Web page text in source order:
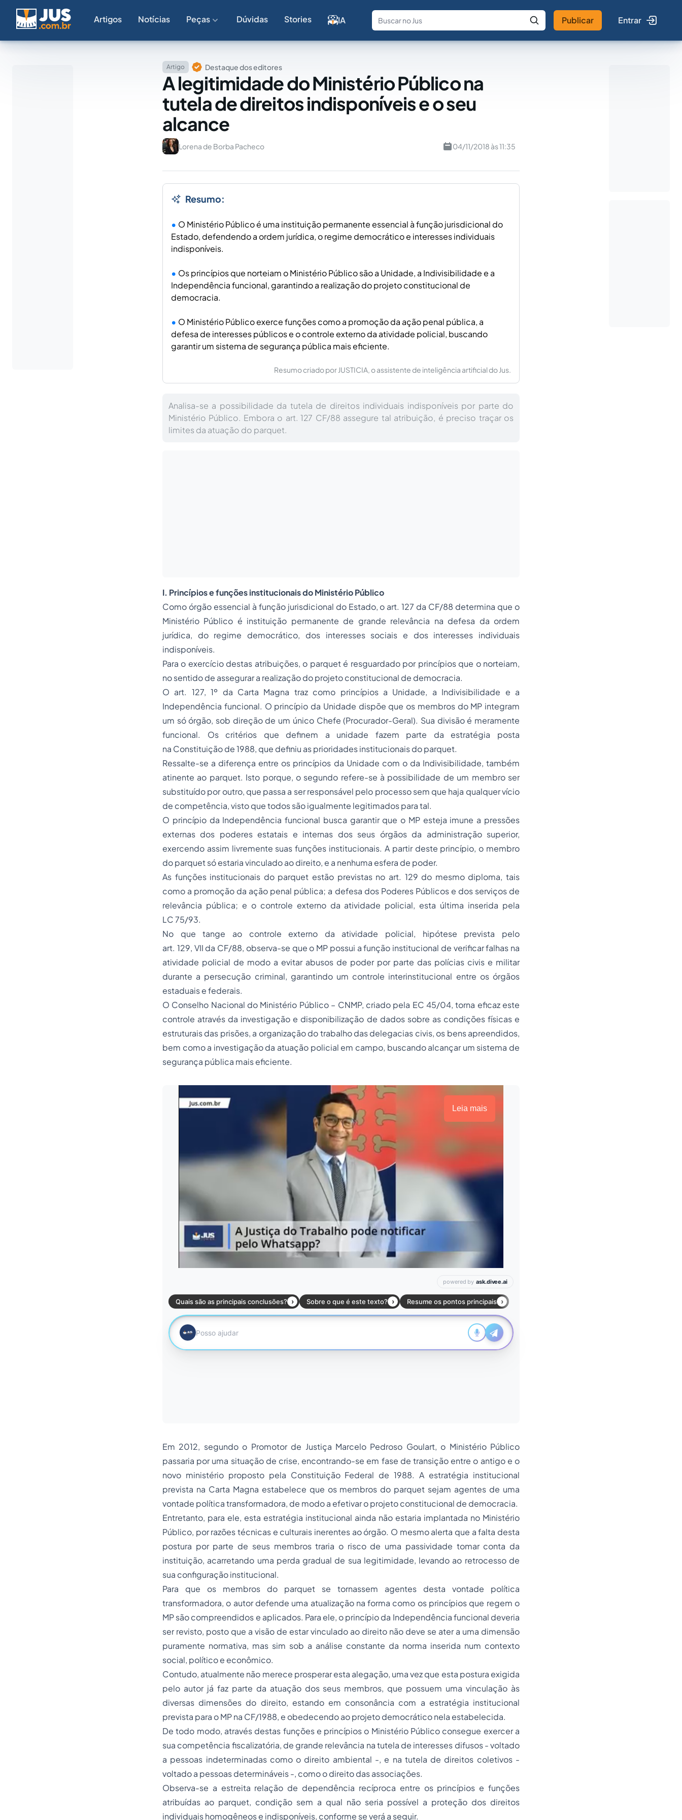
Artigos Notícias Peças Dúvidas Stories IA
Fale com a IA Buscar no Jus
Publicar Entrar
Artigo Destaque dos editores
A legitimidade do Ministério Público na
tutela de direitos indisponíveis e o seu
alcance
Lorena de Borba Pacheco 04/11/2018 às 11:35
Resumo:
O Ministério Público é uma instituição permanente essencial à função jurisdicional do
Estado, defendendo a ordem jurídica, o regime democrático e interesses individuais
indisponíveis.
Os princípios que norteiam o Ministério Público são a Unidade, a Indivisibilidade e a
Independência funcional, garantindo a realização do projeto constitucional de
democracia.
O Ministério Público exerce funções como a promoção da ação penal pública, a
defesa de interesses públicos e o controle externo da atividade policial, buscando
garantir um sistema de segurança pública mais eficiente.
Resumo criado por JUSTICIA, o assistente de inteligência artificial do Jus.
Analisa-se a possibilidade da tutela de direitos individuais indisponíveis por parte do
Ministério Público. Embora o art. 127 CF/88 assegure tal atribuição, é preciso traçar os
limites da atuação do parquet.
I. Princípios e funções institucionais do Ministério Público
Como órgão essencial à função jurisdicional do Estado, o art. 127 da CF/88 determina que o
Ministério Público é instituição permanente de grande relevância na defesa da ordem
jurídica, do regime democrático, dos interesses sociais e dos interesses individuais
indisponíveis.
Para o exercício destas atribuições, o parquet é resguardado por princípios que o norteiam,
no sentido de assegurar a realização do projeto constitucional de democracia.
O art. 127, 1º da Carta Magna traz como princípios a Unidade, a Indivisibilidade e a
Independência funcional. O princípio da Unidade dispõe que os membros do MP integram
um só órgão, sob direção de um único Chefe (Procurador-Geral). Sua divisão é meramente
funcional. Os critérios que definem a unidade fazem parte da estratégia posta
na Constituição de 1988, que definiu as prioridades institucionais do parquet.
Ressalte-se a diferença entre os princípios da Unidade com o da Indivisibilidade, também
atinente ao parquet. Isto porque, o segundo refere-se à possibilidade de um membro ser
substituído por outro, que passa a ser responsável pelo processo sem que haja qualquer vício
de competência, visto que todos são igualmente legitimados para tal.
O princípio da Independência funcional busca garantir que o MP esteja imune a pressões
externas dos poderes estatais e internas dos seus órgãos da administração superior,
exercendo assim livremente suas funções institucionais. A partir deste princípio, o membro
do parquet só estaria vinculado ao direito, e a nenhuma esfera de poder.
As funções institucionais do parquet estão previstas no art. 129 do mesmo diploma, tais
como a promoção da ação penal pública; a defesa dos Poderes Públicos e dos serviços de
relevância pública; e o controle externo da atividade policial, esta última inserida pela
LC 75/93.
No que tange ao controle externo da atividade policial, hipótese prevista pelo
art. 129, VII da CF/88, observa-se que o MP possui a função institucional de verificar falhas na
atividade policial de modo a evitar abusos de poder por parte das polícias civis e militar
durante a persecução criminal, garantindo um controle interinstitucional entre os órgãos
estaduais e federais.
O Conselho Nacional do Ministério Público – CNMP, criado pela EC 45/04, torna eficaz este
controle através da investigação e disponibilização de dados sobre as condições físicas e
estruturais das prisões, a organização do trabalho das delegacias civis, os bens apreendidos,
bem como a investigação da atuação policial em campo, buscando alcançar um sistema de
segurança pública mais eficiente.
Leia mais
Em 2012, segundo o Promotor de Justiça Marcelo Pedroso Goulart, o Ministério Público
passaria por uma situação de crise, encontrando-se em fase de transição entre o antigo e o
novo ministério proposto pela Constituição Federal de 1988. A estratégia institucional
prevista na Carta Magna estabelece que os membros do parquet sejam agentes de uma
vontade política transformadora, de modo a efetivar o projeto constitucional de democracia.
Entretanto, para ele, esta estratégia institucional ainda não estaria implantada no Ministério
Público, por razões técnicas e culturais inerentes ao órgão. O mesmo alerta que a falta desta
postura por parte de seus membros traria o risco de uma passividade tomar conta da
instituição, acarretando uma perda gradual de sua legitimidade, levando ao retrocesso de
sua configuração institucional.
Para que os membros do parquet se tornassem agentes desta vontade política
transformadora, o autor defende uma atualização na forma como os princípios que regem o
MP são compreendidos e aplicados. Para ele, o princípio da Independência funcional deveria
ser revisto, posto que a visão de estar vinculado ao direito não deve se ater a uma dimensão
puramente normativa, mas sim sob a análise constante da norma inserida num contexto
social, político e econômico.
Contudo, atualmente não merece prosperar esta alegação, uma vez que esta postura exigida
pelo autor já faz parte da atuação dos seus membros, que possuem uma vinculação às
diversas dimensões do direito, estando em consonância com a estratégia institucional
prevista para o MP na CF/1988, e obedecendo ao projeto democrático nela estabelecida.
De todo modo, através destas funções e princípios o Ministério Público consegue exercer a
sua competência fiscalizatória, de grande relevância na tutela de interesses difusos - voltado
a pessoas indeterminadas como o direito ambiental -, e na tutela de direitos coletivos -
voltado a pessoas determináveis -, como o direito das associações.
Observa-se a estreita relação de dependência recíproca entre os princípios e funções
atribuídas ao parquet, condição sem a qual não seria possível a proteção dos direitos
individuais homogêneos e indisponíveis, conforme se verá a seguir.